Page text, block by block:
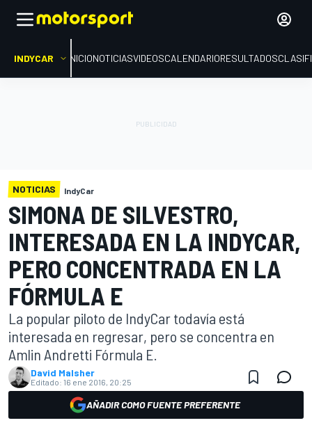
INDYCAR INICIONOTICIASVIDEOSCALENDARIORESULTADOS
NOTICIAS IndyCar
SIMONA DE SILVESTRO,
INTERESADA EN LA INDYCAR,
PERO CONCENTRADA EN LA
FÓRMULA E
La popular piloto de IndyCar todavía está
interesada en regresar, pero se concentra en
Amlin Andretti Fórmula E.
David Malsher
Editado: 16 ene 2016, 20:25
AÑADIR COMO FUENTE PREFERENTE